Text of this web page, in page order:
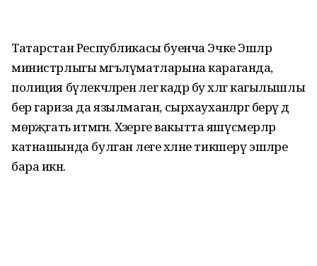
Татарстан Республикасы буенча Эчке Эшләр
министрлыгы мәгълүматларына караганда,
полиция бүлекчәләренә әлегә кадәр бу хәлгә кагылышлы
бер гариза да язылмаган, сырхауханәләргә берәү дә
мөрәҗәгать итмәгән. Хәзерге вакытта яшүсмерләр
катнашында булган әлеге хәлне тикшерү эшләре
бара икән.